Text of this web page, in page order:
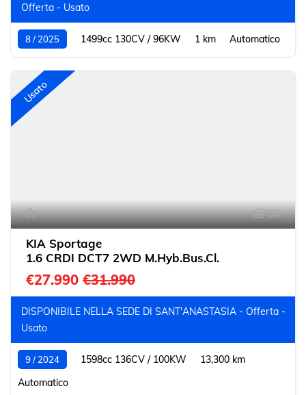
Offerta - Usato
8 / 2025 1499cc 130CV / 96KW 1 km Automatico
Usato
50
KIA Sportage
1.6 CRDI DCT7 2WD M.Hyb.Bus.Cl.
€27.990 €31.990
DISPONIBILE NELLA SEDE DI SANT'ANASTASIA - Offerta -
Usato
9 / 2024 1598cc 136CV / 100KW
13,300 km
Automatico